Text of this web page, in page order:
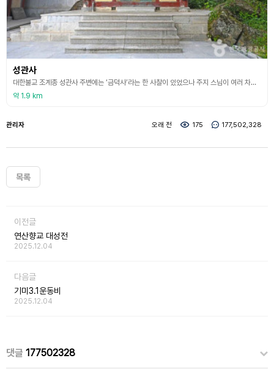
성관사
대한불교 조계종 성관사 주변에는 ‘금덕사’라는 한 사찰이 있었으나 주지 스님이 여러 차례 바뀌면서 관리와 운영의 부실로 8.15 해방을 전후하여 폐사되었는데 월성선사(月星禪師)와 주지 삼진(三眞) 스님이 1993년 현 사찰 건물을 새로 짓고 이름을 ‘성관사’라 하였다. 이 사찰 주변은 백학(白鶴)이 나르는 형국으로 남덕유산 지맥인 깃발봉에서 수많은 학의 떼가 날아와 모이를 쪼아 먹는 곳에 건물이 세워졌다고 한다.
약 1.9 km
관리자 오래 전 175 177,502,328
목록
이전글
연산향교 대성전
2025.12.04
다음글
기미3.1운동비
2025.12.04
댓글 177502328